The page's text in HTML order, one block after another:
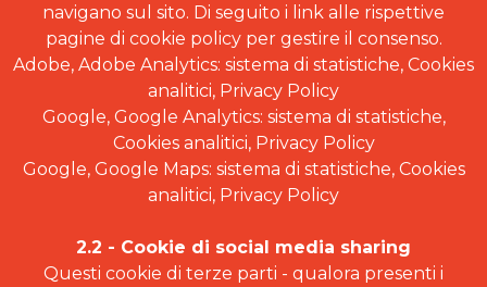
navigano sul sito. Di seguito i link alle rispettive
pagine di cookie policy per gestire il consenso.
Adobe, Adobe Analytics: sistema di statistiche, Cookies
analitici, Privacy Policy
Google, Google Analytics: sistema di statistiche,
Cookies analitici, Privacy Policy
Google, Google Maps: sistema di statistiche, Cookies
analitici, Privacy Policy
2.2 - Cookie di social media sharing
Questi cookie di terze parti - qualora presenti i